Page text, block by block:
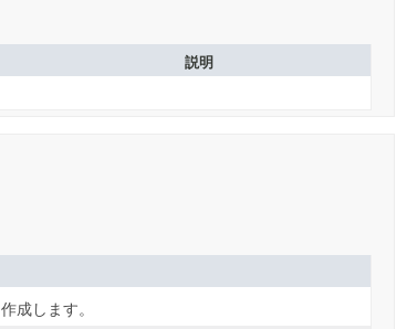
説明
成します。